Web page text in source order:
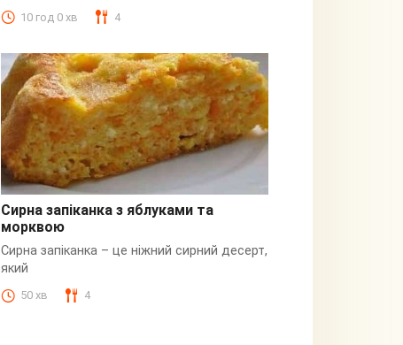
10 год 0 хв 4
Сирна
Сирна запіканка з яблуками та
морквою
Сирна запіканка – це ніжний сирний десерт,
який
50 хв 4